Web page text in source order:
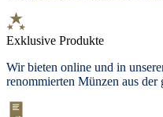
Exklusive Produkte
Wir bieten online und in
renommierten Münzen aus der